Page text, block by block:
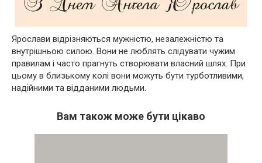
Ярослави відрізняються мужністю, незалежністю та
внутрішньою силою. Вони не люблять слідувати чужим
правилам і часто прагнуть створювати власний шлях. При
цьому в близькому колі вони можуть бути турботливими,
надійними та відданими людьми.
Вам також може бути цікаво